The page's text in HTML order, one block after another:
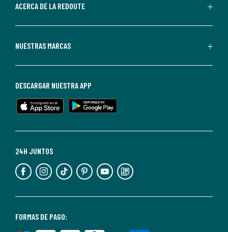
Redoute.
de
en
cualquier
Para
información,
puedes
nuestra
ACERCA DE LA REDOUTE
NUESTRAS MARCAS
FORMAS DE PAGO:
24H JUNTOS
DESCARGAR NUESTRA APP